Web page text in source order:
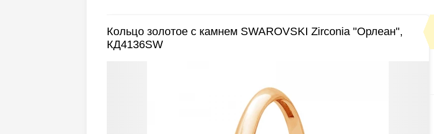
Кольцо золотое с камнем SWAROVSKI Zirconia "Орлеан",
КД4136SW